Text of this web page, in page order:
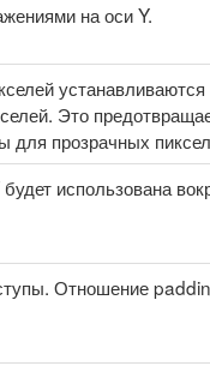
на оси Y.
устанавливаются
Это
для прозрачных
использована
Отношение